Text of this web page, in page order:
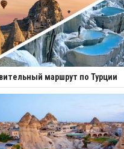
маршрут по Турции